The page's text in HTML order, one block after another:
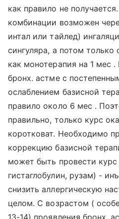
как правило не
комбинации возможен
интал или тайлед)
сингуляра, а потом
как монотерапия на 1 мес
бронх. астме с
ослаблением базисной
правило около 6 мес .
правильно, только курс
коротковат. Необходимо
коррекцию базисной
может быть провести курс
гистаглобулин, рузам) -
снизить аллергическую
целом. С возрастом (
13-14) проявления бронх.